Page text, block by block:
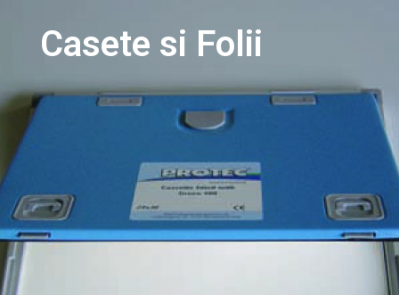
Casete si Folii